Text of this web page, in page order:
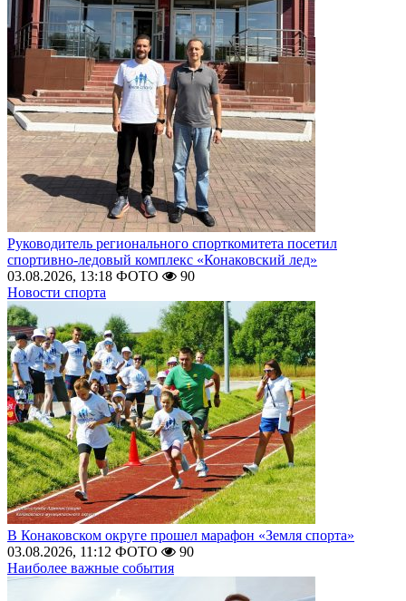
Руководитель регионального спорткомитета посетил
спортивно-ледовый комплекс «Конаковский лед»
03.08.2026, 13:18 ФОТО
90
Новости спорта
В Конаковском округе прошел марафон «Земля спорта»
03.08.2026, 11:12 ФОТО
90
Наиболее важные события